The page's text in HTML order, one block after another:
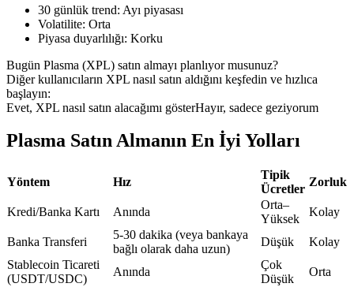
USDC Vadeli İşlemleri
USDC'yi teminat olarak kullanan vadeli işlemler
En iyi traderlarla güçlerinizi birleştirin
30 günlük trend: Ayı piyasası
Volatilite: Orta
Piyasa duyarlılığı: Korku
Bugün Plasma (XPL) satın almayı planlıyor musunuz?
Diğer kullanıcıların XPL nasıl satın aldığını keşfedin ve hızlıca
başlayın:
Evet, XPL nasıl satın alacağımı gösterHayır, sadece geziyorum
Plasma Satın Almanın En İyi Yolları
Yöntem Hız
Tipik
Ücretler
Zorluk
Kredi/Banka Kartı Anında
Orta–
Yüksek
Kolay
Banka Transferi
5-30 dakika (veya bankaya
bağlı olarak daha uzun)
Düşük
Kolay
Stablecoin Ticareti
(USDT/USDC)
Anında
Çok
Düşük
Orta